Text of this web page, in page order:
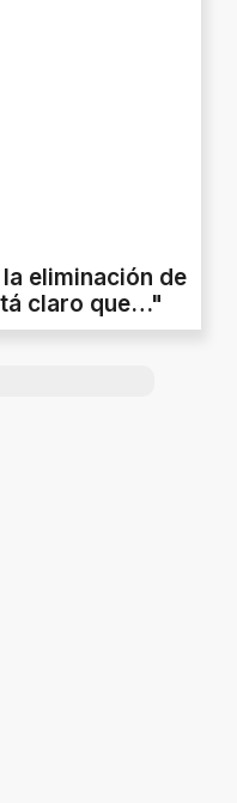
eliminación de
claro que…"